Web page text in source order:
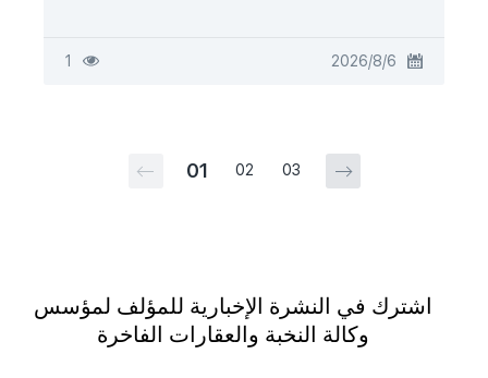
6‏/8‏/2026
1
01 02 03
اشترك في النشرة الإخبارية للمؤلف لمؤسس
وكالة النخبة والعقارات الفاخرة